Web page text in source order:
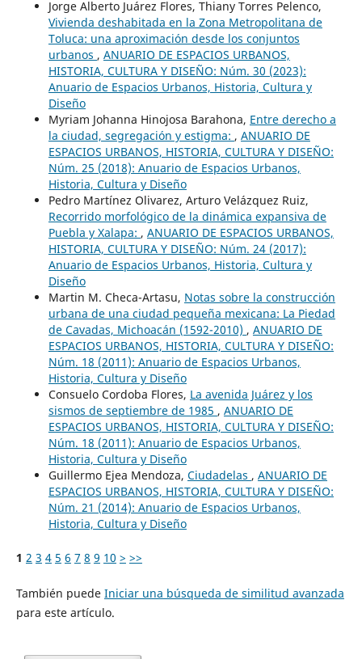
Jorge Alberto Juárez Flores, Thiany Torres Pelenco,
Vivienda deshabitada en la Zona Metropolitana de
Toluca: una aproximación desde los conjuntos
urbanos , ANUARIO DE ESPACIOS URBANOS,
HISTORIA, CULTURA Y DISEÑO: Núm. 30 (2023):
Anuario de Espacios Urbanos, Historia, Cultura y
Diseño
Myriam Johanna Hinojosa Barahona, Entre derecho a
la ciudad, segregación y estigma: , ANUARIO DE
ESPACIOS URBANOS, HISTORIA, CULTURA Y DISEÑO:
Núm. 25 (2018): Anuario de Espacios Urbanos,
Historia, Cultura y Diseño
Pedro Martínez Olivarez, Arturo Velázquez Ruiz,
Recorrido morfológico de la dinámica expansiva de
Puebla y Xalapa: , ANUARIO DE ESPACIOS URBANOS,
HISTORIA, CULTURA Y DISEÑO: Núm. 24 (2017):
Anuario de Espacios Urbanos, Historia, Cultura y
Diseño
Martin M. Checa-Artasu, Notas sobre la construcción
urbana de una ciudad pequeña mexicana: La Piedad
de Cavadas, Michoacán (1592-2010) , ANUARIO DE
ESPACIOS URBANOS, HISTORIA, CULTURA Y DISEÑO:
Núm. 18 (2011): Anuario de Espacios Urbanos,
Historia, Cultura y Diseño
Consuelo Cordoba Flores, La avenida Juárez y los
sismos de septiembre de 1985 , ANUARIO DE
ESPACIOS URBANOS, HISTORIA, CULTURA Y DISEÑO:
Núm. 18 (2011): Anuario de Espacios Urbanos,
Historia, Cultura y Diseño
Guillermo Ejea Mendoza, Ciudadelas , ANUARIO DE
ESPACIOS URBANOS, HISTORIA, CULTURA Y DISEÑO:
Núm. 21 (2014): Anuario de Espacios Urbanos,
Historia, Cultura y Diseño
1 2 3 4 5 6 7 8 9 10 > >>
También puede Iniciar una búsqueda de similitud avanzada
para este artículo.